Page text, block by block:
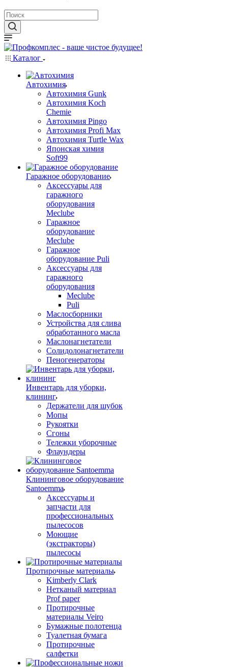
Каталог
Автохимия
Автохимия Gunk
Автохимия Koch
Chemie
Автохимия Pingo
Автохимия Profi Max
Автохимия Turtle Wax
Японская химия
Soft99
Гаражное оборудование
Аксессуары для
гаражного
оборудования
Meclube
Гаражное
оборудование
Meclube
Гаражное
оборудование Puli
Аксессуары для
гаражного
оборудования
Meclube
Puli
Маслосборники
Устройства для слива
обработанного масла
Маслонагнетатели
Солидолонагнетатели
Пеногенераторы
Инвентарь для уборки,
клининг
Держатели для шубок
Мопы
Рукоятки
Сгоны
Тележки уборочные
Флаундеры
Клининговое оборудование
Santoemma
Аксессуары и
запчасти для
профессиональных
пылесосов
Моющие
(экстракторы)
пылесосы
Протирочные материалы
Kimberly Clark
Нетканый материал
Prof paper
Протирочные
материалы Veiro
Бумажные полотенца
Туалетная бумага
Протирочные
салфетки